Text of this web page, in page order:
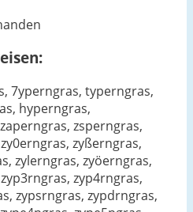
7yperngras, typerngras,
hyperngras,
zsperngras,
zyßerngras,
zylerngras, zyöerngras,
zyp4rngras,
zypsrngras, zypdrngras,